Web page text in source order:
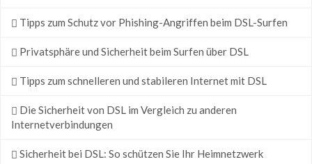
Tipps zum Schutz vor Phishing-Angriffen beim DSL-Surfen
Privatsphäre und Sicherheit beim Surfen über DSL
Tipps zum schnelleren und stabileren Internet mit DSL
Die Sicherheit von DSL im Vergleich zu anderen
Internetverbindungen
Sicherheit bei DSL: So schützen Sie Ihr Heimnetzwerk